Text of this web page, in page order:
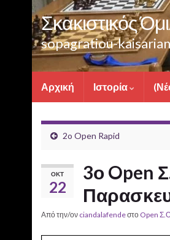
Σκακιστικός
sopagratiou-
Αρχική Ιστορία
2o Open Rapid
ΟΚΤ
22
3ο Open
Από την/ον ciandalafendeστο Open